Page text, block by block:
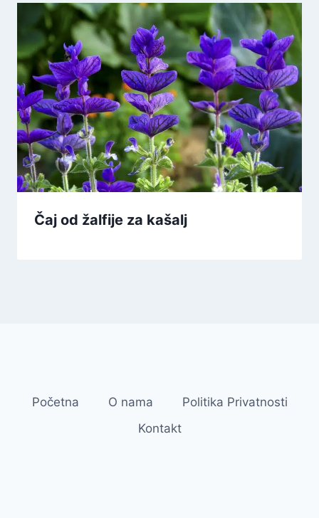
Čaj od žalfije za kašalj
Početna O nama
Politika Privatnosti
Kontakt